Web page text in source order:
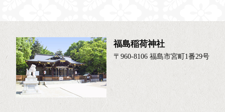
福島稲荷神社
〒960-8106 福島市宮町1番29号